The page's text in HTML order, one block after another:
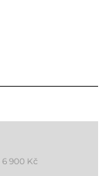
6 900 Kč